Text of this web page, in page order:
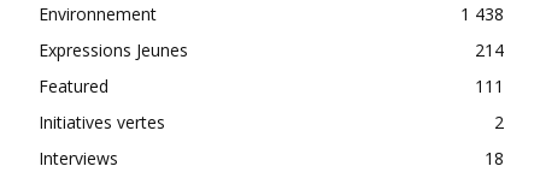
Environnement
1 438
Expressions Jeunes
214
Featured
111
Initiatives vertes
2
Interviews
18